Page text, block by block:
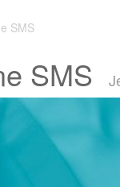
SMS
SMS